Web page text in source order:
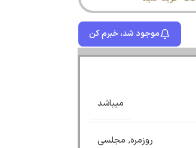
موجود شد، خبرم کن
میباشد
روزمره, مجلسی